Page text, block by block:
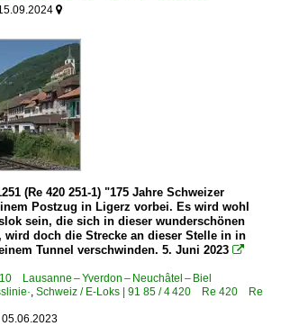

(Re 420 251-1) "175 Jahre Schweizer
Postzug in Ligerz vorbei. Es wird wohl
sein, die sich in dieser wunderschönen
wird doch die Strecke an dieser Stelle in in
Tunnel verschwinden. 5. Juni 2023 
Lausanne – Yverdon – Neuchâtel – Biel
, Schweiz / E-Loks | 91 85 / 4 420 Re 420 Re